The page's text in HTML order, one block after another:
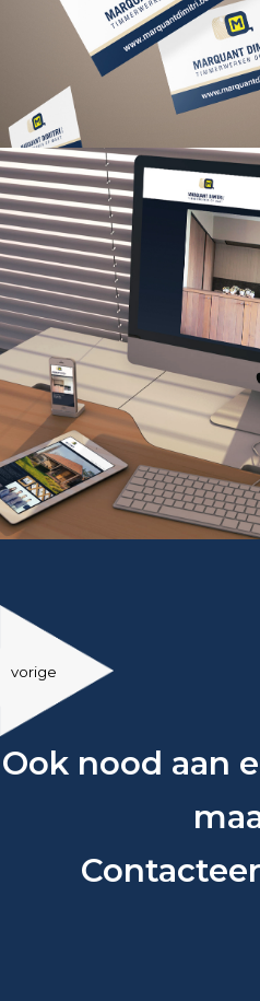
vorige
Ook nood aan